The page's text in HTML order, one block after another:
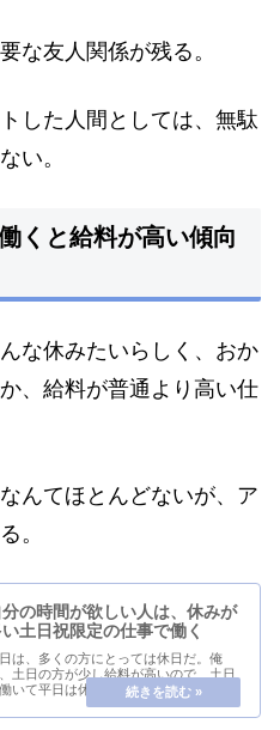
な友人関係が残る。
した人間としては、無駄
い。
くと給料が高い傾向
な休みたいらしく、おか
、給料が普通より高い仕
んてほとんどないが、ア
。
分の時間が欲しい人は、休みが
い土日祝限定の仕事で働く
は、多くの方にとっては休日だ。俺
土日の方が少し給料が高いので、土日
いて平日は休むという逆の生活を送っ
いる。週5日働いているときもあった
俺の場合、土日くらいの休日では自分